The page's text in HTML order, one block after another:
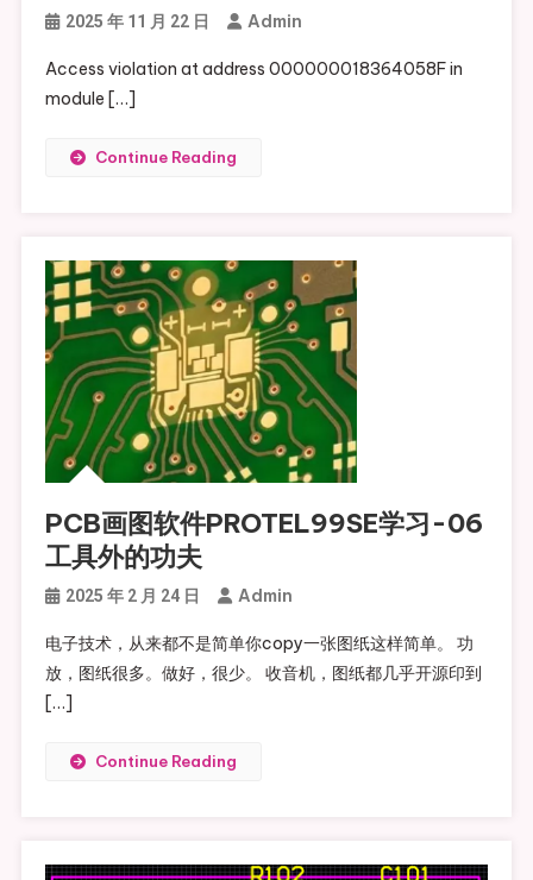
2025 年 11 月 22 日 Admin
Access violation at address 000000018364058F in
module […]
Continue Reading
PCB画图软件PROTEL99SE学习-06
工具外的功夫
2025 年 2 月 24 日 Admin
电子技术，从来都不是简单你copy一张图纸这样简单。 功
放，图纸很多。做好，很少。 收音机，图纸都几乎开源印到
[…]
Continue Reading